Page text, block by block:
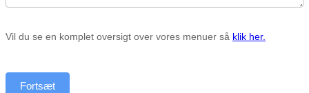
Vil du se en komplet oversigt over vores menuer så klik her.
Fortsæt